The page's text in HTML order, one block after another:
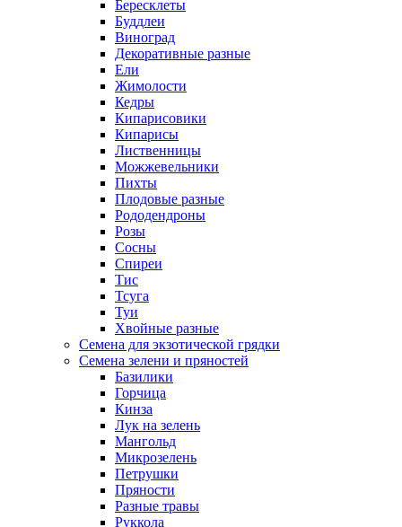
Бересклеты
Буддлеи
Виноград
Декоративные разные
Ели
Жимолости
Кедры
Кипарисовики
Кипарисы
Лиственницы
Можжевельники
Пихты
Плодовые разные
Рододендроны
Розы
Сосны
Спиреи
Тис
Тсуга
Туи
Хвойные разные
Семена для экзотической грядки
Семена зелени и пряностей
Базилики
Горчица
Кинза
Лук на зелень
Мангольд
Микрозелень
Петрушки
Пряности
Разные травы
Руккола